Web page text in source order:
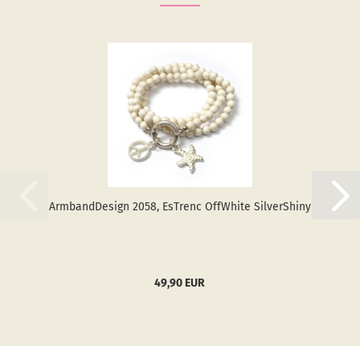
Arm­band­De­sign 2058, Es­T­renc Off­White Sil­verS­hiny
49,90 EUR